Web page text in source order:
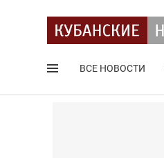
ВСЕ НОВОСТИ